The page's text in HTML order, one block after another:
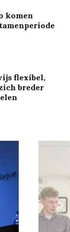
komen
flexibel,
breder